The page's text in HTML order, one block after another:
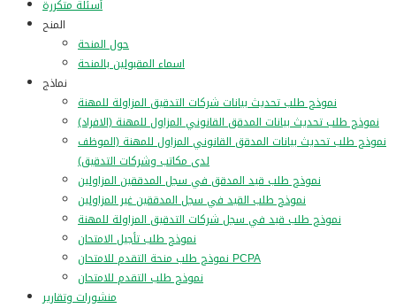
أسئلة متكررة
المنح
حول المنحة
اسماء المقبولين بالمنحة
نماذج
نموذج طلب تحديث بيانات شركات التدقيق المزاولة للمهنة
نموذج طلب تحديث بيانات المدقق القانوني المزاول للمهنة (الافراد)
نموذج طلب تحديث بيانات المدقق القانوني المزاول للمهنة (الموظف
لدى مكاتب وشركات التدقيق)
نموذج طلب قيد المدقق في سجل المدققين المزاولين
نموذج طلب القيد في سجل المدققين غير المزاولين
نموذج طلب قيد في سجل شركات التدقيق المزاولة للمهنة
نموذج طلب تأجيل الامتحان
نموذج طلب منحة التقدم للامتحان PCPA
نموذج طلب التقدم للامتحان
منشورات وتقارير